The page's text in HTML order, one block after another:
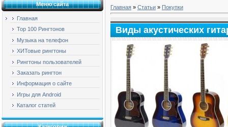
Меню сайта
Главная
Top 100 Рингтонов
Музыка на телефон
ХИТовые рингтоны
Рингтоны пользователей
Заказать рингтон
Информация о сайте
Игры для Android
Каталог статей
Главная » Статьи » Покупки
Виды акустических